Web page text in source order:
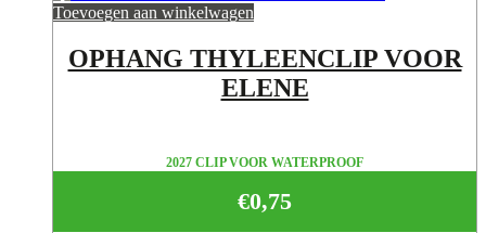
Toevoegen aan winkelwagen
OPHANG THYLEENCLIP VOOR
ELENE
2027 CLIP VOOR WATERPROOF
€0,75